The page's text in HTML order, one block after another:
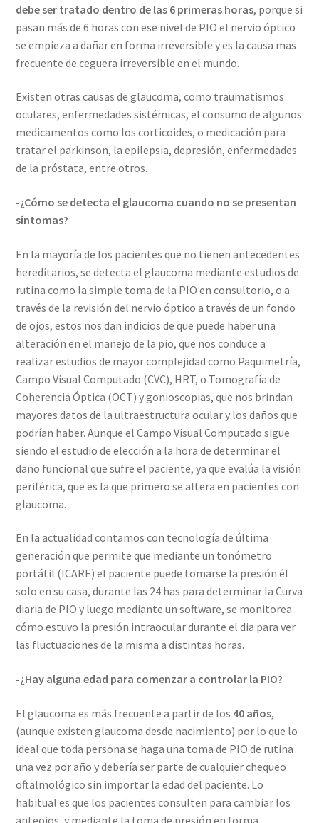
debe ser tratado dentro de las 6 primeras horas, porque si
pasan más de 6 horas con ese nivel de PIO el nervio óptico
se empieza a dañar en forma irreversible y es la causa mas
frecuente de ceguera irreversible en el mundo.
Existen otras causas de glaucoma, como traumatismos
oculares, enfermedades sistémicas, el consumo de algunos
medicamentos como los corticoides, o medicación para
tratar el parkinson, la epilepsia, depresión, enfermedades
de la próstata, entre otros.
-¿Cómo se detecta el glaucoma cuando no se presentan
síntomas?
En la mayoría de los pacientes que no tienen antecedentes
hereditarios, se detecta el glaucoma mediante estudios de
rutina como la simple toma de la PIO en consultorio, o a
través de la revisión del nervio óptico a través de un fondo
de ojos, estos nos dan indicios de que puede haber una
alteración en el manejo de la pio, que nos conduce a
realizar estudios de mayor complejidad como Paquimetría,
Campo Visual Computado (CVC), HRT, o Tomografía de
Coherencia Óptica (OCT) y gonioscopias, que nos brindan
mayores datos de la ultraestructura ocular y los daños que
podrían haber. Aunque el Campo Visual Computado sigue
siendo el estudio de elección a la hora de determinar el
daño funcional que sufre el paciente, ya que evalúa la visión
periférica, que es la que primero se altera en pacientes con
glaucoma.
En la actualidad contamos con tecnología de última
generación que permite que mediante un tonómetro
portátil (ICARE) el paciente puede tomarse la presión él
solo en su casa, durante las 24 has para determinar la Curva
diaria de PIO y luego mediante un software, se monitorea
cómo estuvo la presión intraocular durante el dia para ver
las fluctuaciones de la misma a distintas horas.
-¿Hay alguna edad para comenzar a controlar la PIO?
El glaucoma es más frecuente a partir de los 40 años,
(aunque existen glaucoma desde nacimiento) por lo que lo
ideal que toda persona se haga una toma de PIO de rutina
una vez por año y debería ser parte de cualquier chequeo
oftalmológico sin importar la edad del paciente. Lo
habitual es que los pacientes consulten para cambiar los
anteojos, y mediante la toma de presión en forma